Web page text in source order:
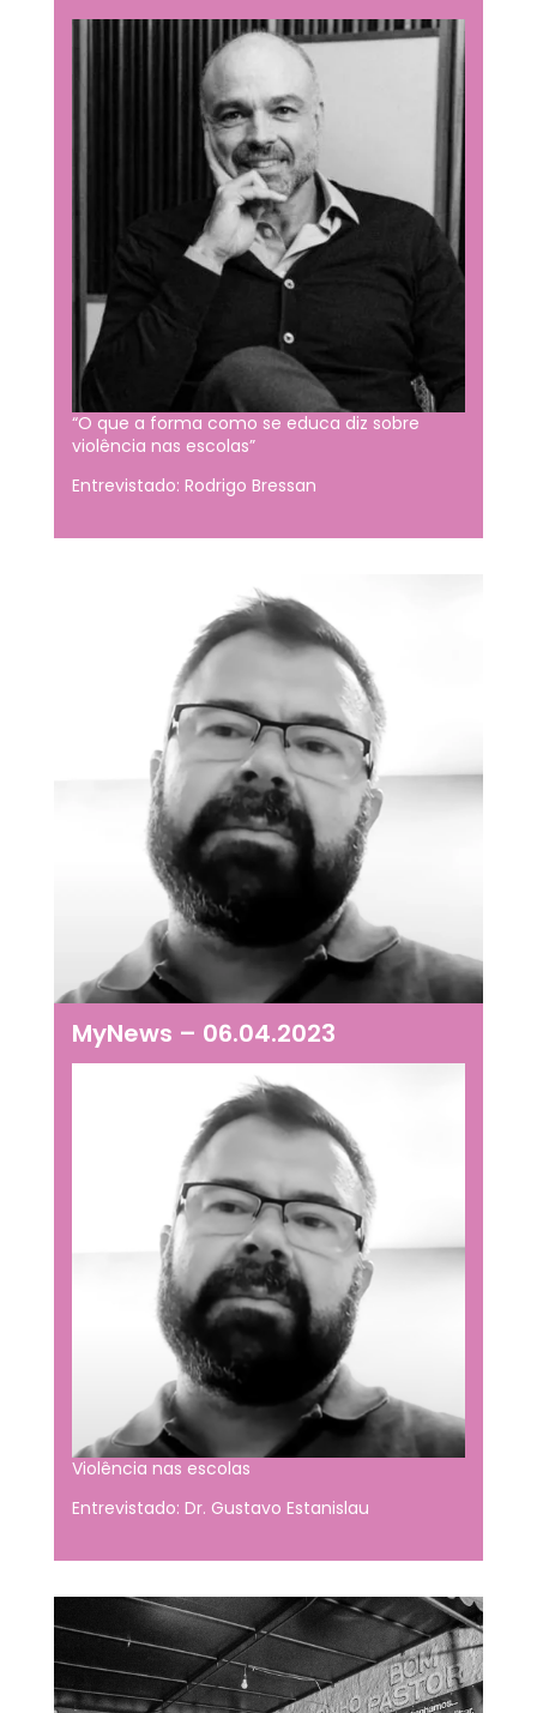
“O que a forma como se educa diz sobre
violência nas escolas”
Entrevistado: Rodrigo Bressan
MyNews – 06.04.2023
Violência nas escolas
Entrevistado: Dr. Gustavo Estanislau